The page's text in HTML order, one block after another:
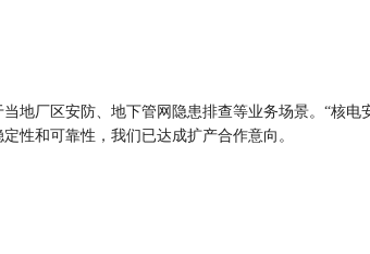
地厂区安防、地下管网隐患排查等业务场景。“核电
性和可靠性，我们已达成扩产合作意向。